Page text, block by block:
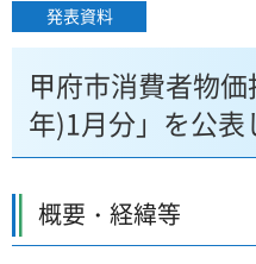
発表資料
甲府市消費者物
年)1月分」を公表
概要・経緯等